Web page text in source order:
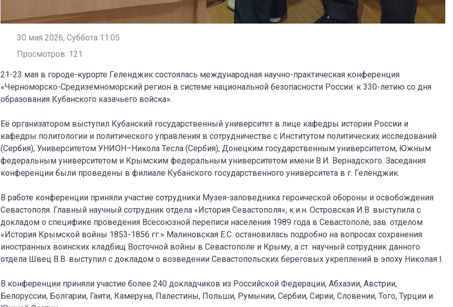
30 мая 2026, Суббота 11:05
Просмотров: 121
21-23 мая в городе-курорте Геленджик состоялась международная научно-практическая конференция
«Черноморско-Средиземноморский регион в системе национальной безопасности России: к 330-летию со дня
образования Кубанского казачьего войска».
Её организатором выступил Кубанский государственный университет в лице кафедры истории России и
кафедры политологии и политического управления в сотрудничестве с Институтом политических исследований
(Сербия), Университетом УНИОН–Никола Тесла (Сербия), Донецким государственным университетом, Южным
федеральным университетом и Крымским федеральным университетом имени В.И. Вернадского. Заседания
конференции были проведены в филиале Кубанского государственного университета в г. Геленджик.
В работе конференции приняли участие сотрудники Музея-заповедника героической обороны и освобождения
Севастополя. Главный научный сотрудник отдела «История Севастополя», к.и.н. Островская И.В. выступила с
докладом о специфике проведения Всесоюзной переписи населения 1989 года в Севастополе, зав. отделом
«История Крымской войны 1853-1856 гг.» Малиновская Е.С. остановилась подробно на вопросах сохранения
иностранных воинских кладбищ Восточной войны в Севастополе и Крыму, а ст. научный сотрудник данного
отдела Швец В.В. выступил с докладом о возведении Севастопольских береговых укреплений в эпоху Николая I.
В конференции приняли участие более 240 докладчиков из Российской Федерации, Абхазии, Австрии,
Белоруссии, Болгарии, Гаити, Камеруна, Палестины, Польши, Румынии, Сербии, Сирии, Словении, Того, Турции и